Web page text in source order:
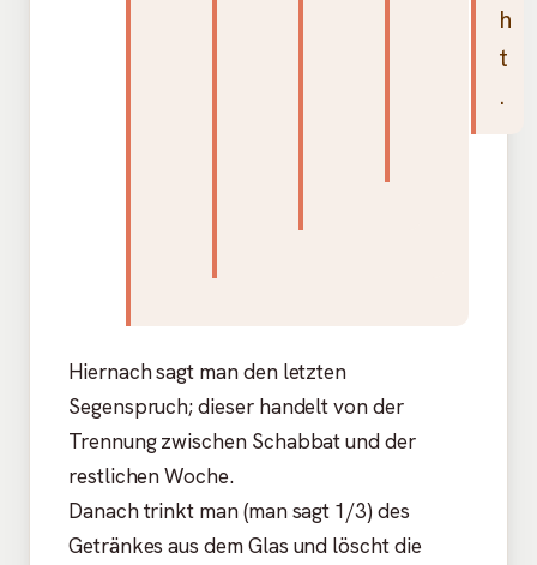
h
t
.
Hiernach sagt man den letzten
Segenspruch; dieser handelt von der
Trennung zwischen Schabbat und der
restlichen Woche.
Danach trinkt man (man sagt 1/3) des
Getränkes aus dem Glas und löscht die